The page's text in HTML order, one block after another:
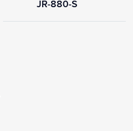
JR-880-S